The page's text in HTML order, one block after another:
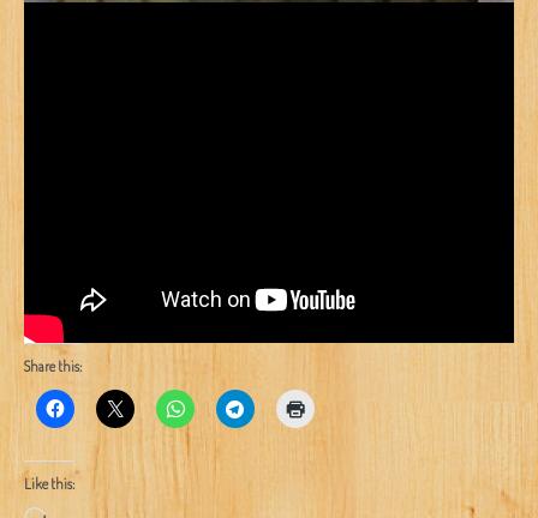
Share this:
Like this: